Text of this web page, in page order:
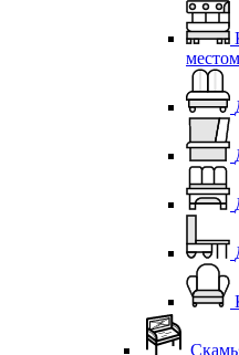
местом